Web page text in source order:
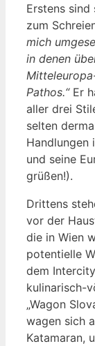
Erstens sind
zum
mich
in denen
Pathos.“Er
aller drei
selten
Handlungen
und seine
grüßen!).
Drittens
vor der
die in Wien
potentielle
dem
kulinarisch-
„Wagon
wagen sich
Katamaran,